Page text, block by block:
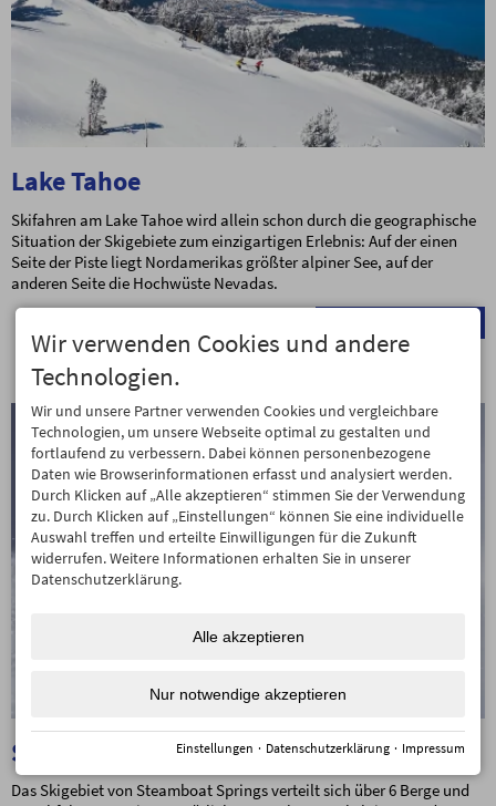
Lake Tahoe
Skifahren am Lake Tahoe wird allein schon durch die geographische
Situation der Skigebiete zum einzigartigen Erlebnis: Auf der einen
Seite der Piste liegt Nordamerikas größter alpiner See, auf der
anderen Seite die Hochwüste Nevadas.
Steamboat
Das Skigebiet von Steamboat Springs verteilt sich über 6 Berge und
Wir verwenden Cookies und andere
Technologien.
Wir und unsere Partner verwenden Cookies und vergleichbare
Technologien, um unsere Webseite optimal zu gestalten und
fortlaufend zu verbessern. Dabei können personenbezogene
Daten wie Browserinformationen erfasst und analysiert werden.
Durch Klicken auf „Alle akzeptieren“ stimmen Sie der Verwendung
zu. Durch Klicken auf „Einstellungen“ können Sie eine individuelle
Auswahl treffen und erteilte Einwilligungen für die Zukunft
widerrufen. Weitere Informationen erhalten Sie in unserer
Datenschutzerklärung.
Alle akzeptieren
Nur notwendige akzeptieren
Einstellungen · Datenschutzerklärung · Impressum